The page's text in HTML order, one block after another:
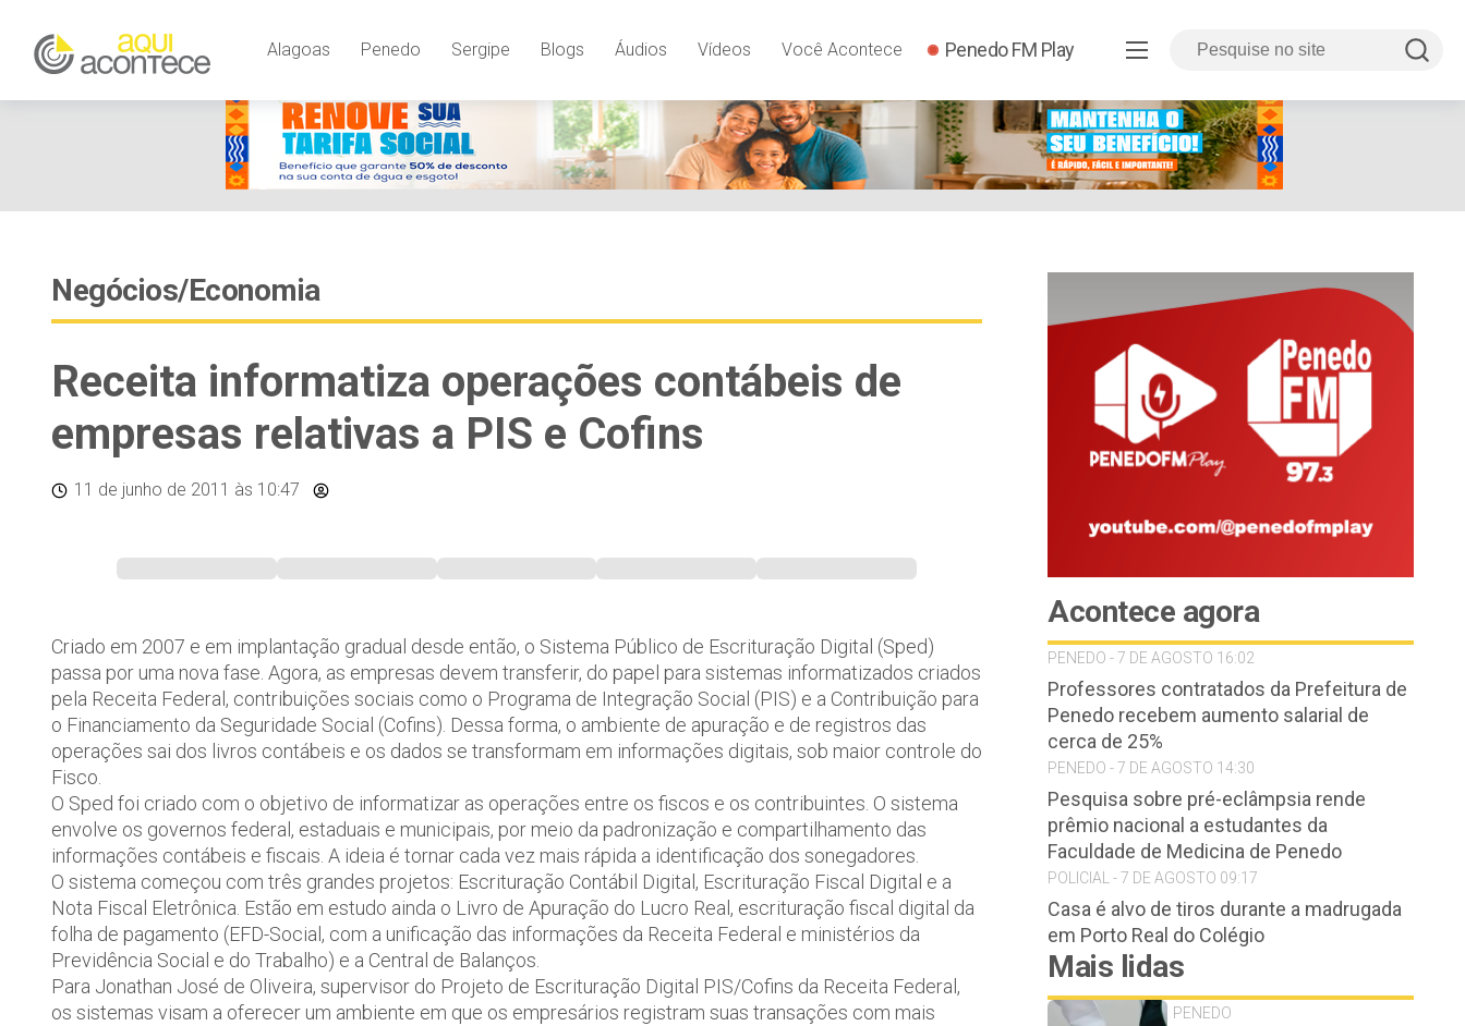
Alagoas Penedo Sergipe Blogs Áudios Vídeos Você Acontece Penedo FM Play
Negócios/Economia
Receita informatiza operações contábeis de
empresas relativas a PIS e Cofins
11 de junho de 2011 às 10:47
Criado em 2007 e em implantação gradual desde então, o Sistema Público de Escrituração Digital (Sped)
passa por uma nova fase. Agora, as empresas devem transferir, do papel para sistemas informatizados criados
pela Receita Federal, contribuições sociais como o Programa de Integração Social (PIS) e a Contribuição para
o Financiamento da Seguridade Social (Cofins). Dessa forma, o ambiente de apuração e de registros das
operações sai dos livros contábeis e os dados se transformam em informações digitais, sob maior controle do
Fisco.
O Sped foi criado com o objetivo de informatizar as operações entre os fiscos e os contribuintes. O sistema
envolve os governos federal, estaduais e municipais, por meio da padronização e compartilhamento das
informações contábeis e fiscais. A ideia é tornar cada vez mais rápida a identificação dos sonegadores.
O sistema começou com três grandes projetos: Escrituração Contábil Digital, Escrituração Fiscal Digital e a
Nota Fiscal Eletrônica. Estão em estudo ainda o Livro de Apuração do Lucro Real, escrituração fiscal digital da
folha de pagamento (EFD-Social, com a unificação das informações da Receita Federal e ministérios da
Previdência Social e do Trabalho) e a Central de Balanços.
Para Jonathan José de Oliveira, supervisor do Projeto de Escrituração Digital PIS/Cofins da Receita Federal,
os sistemas visam a oferecer um ambiente em que os empresários registram suas transações com mais
Acontece agora
PENEDO - 7 DE AGOSTO 16:02
Professores contratados da Prefeitura de
Penedo recebem aumento salarial de
cerca de 25%
PENEDO - 7 DE AGOSTO 14:30
Pesquisa sobre pré-eclâmpsia rende
prêmio nacional a estudantes da
Faculdade de Medicina de Penedo
POLICIAL - 7 DE AGOSTO 09:17
Casa é alvo de tiros durante a madrugada
em Porto Real do Colégio
Mais lidas
PENEDO